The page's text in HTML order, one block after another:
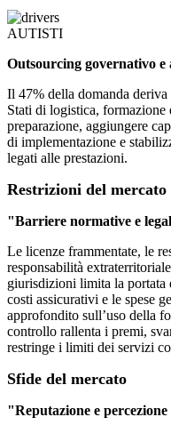
AUTISTI
Outsourcing governativo e
Il 47% della domanda deriva
Stati di logistica, formazione
preparazione, aggiungere
di implementazione e
legati alle prestazioni.
Restrizioni del mercato
"Barriere normative e
Le licenze frammentate, le
responsabilità
giurisdizioni limita la portata
costi assicurativi e le spese
approfondito sull’uso della
controllo rallenta i premi,
restringe i limiti dei servizi
Sfide del mercato
"Reputazione e